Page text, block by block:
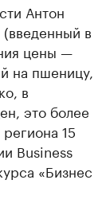
Антон
в
цены —
на пшеницу,
в
это более
15
Business
«Бизнес